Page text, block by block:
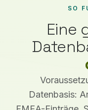
SO
Eine
Datenbasis: